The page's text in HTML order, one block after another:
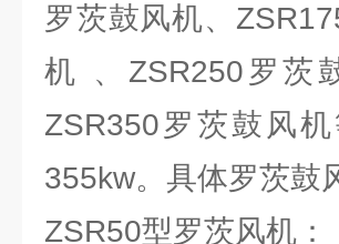
罗茨鼓风机、
机 、ZSR250罗茨
ZSR350罗茨鼓风
355kw。具体罗茨鼓
ZSR50型罗茨风